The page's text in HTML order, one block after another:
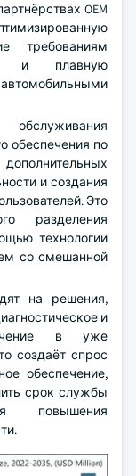
OEM
требованиям
и плавную
обеспечения по
и создания
Это
разделения
технологии
со смешанной
на решения,
и
в уже
создаёт спрос
обеспечение,
срок службы
повышения